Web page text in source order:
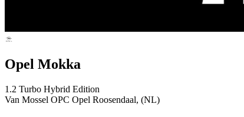
Opel Mokka
1.2 Turbo Hybrid Edition
Van Mossel OPC Opel Roosendaal, (NL)